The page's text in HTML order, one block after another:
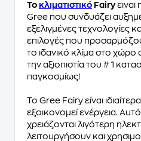
Το κλιματιστικό Fairy
Gree που συνδυάζει
εξελιγμένες τεχνολογίες
επιλογές που
το ιδανικό κλίμα στο χώρο
την αξιοπιστία του # 1
παγκοσμίως!
Το Gree Fairy είναι
εξοικονομεί ενέργεια.
χρειάζονται λιγότερη
λειτουργήσουν και